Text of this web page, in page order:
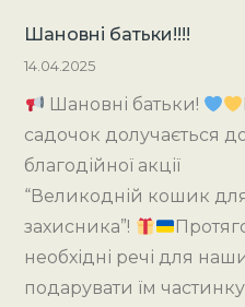
Шановні батьки!!!!
14.04.2025
Шановні батьки!
садочок долучається
благодійної акції
“Великодній кошик
захисника”!
необхідні речі для
подарувати їм